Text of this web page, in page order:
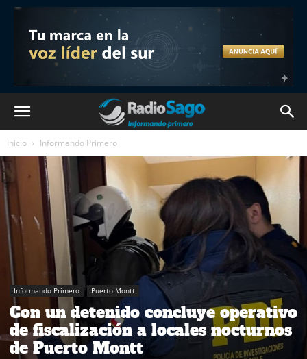
Inicio Informando Primero
Informando Primero Puerto Montt
Con un detenido concluye operativo
de fiscalización a locales nocturnos
de Puerto Montt